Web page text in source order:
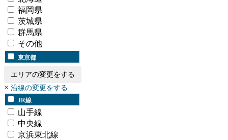
福岡県
茨城県
群馬県
その他
東京都
エリアの変更をする
× 沿線の変更をする
JR線
山手線
中央線
京浜東北線